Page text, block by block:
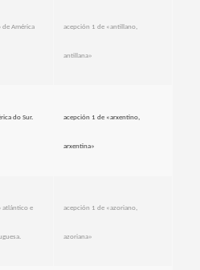
de América acepción 1 de «antillano,
antillana»
do Sur. acepción 1 de «arxentino,
arxentina»
atlántico e acepción 1 de «azoriano,
azoriana»